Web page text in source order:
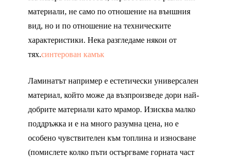
материали, не само по отношение на външния
вид, но и по отношение на техническите
характеристики. Нека разгледаме някои от
тях.синтерован камък
Ламинатът например е естетически универсален
материал, който може да възпроизведе дори най-
добрите материали като мрамор. Изисква малко
поддръжка и е на много разумна цена, но е
особено чувствителен към топлина и износване
(помислете колко пъти остъргваме горната част